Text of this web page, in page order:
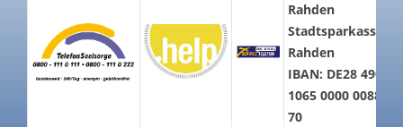
Rahden
Stadtsparkasse
Rahden
IBAN: DE28 4905
1065 0000 0088
70